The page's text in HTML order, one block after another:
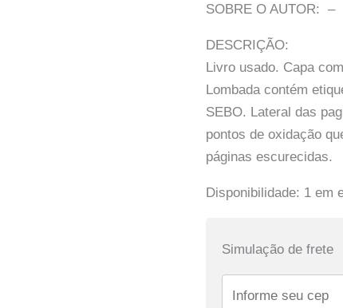
SOBRE O AUTOR: –
DESCRIÇÃO:
Livro usado. Capa
Lombada contém
SEBO. Lateral das
pontos de oxidação
páginas escurecidas.
Disponibilidade: 1 em
Simulação de frete